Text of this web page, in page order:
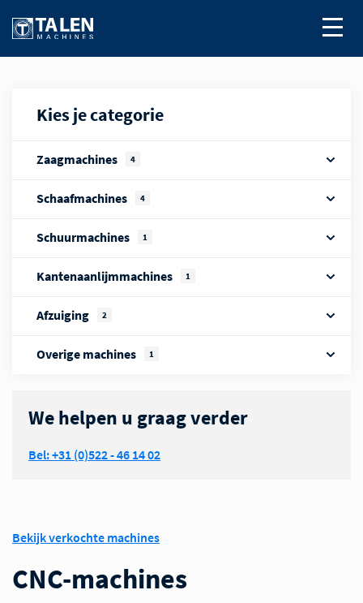
Kies je categorie
Zaagmachines 4
Schaafmachines 4
Schuurmachines 1
Kantenaanlijmmachines 1
Afzuiging 2
Overige machines 1
We helpen u graag verder
Bel: +31 (0)522 - 46 14 02
Bekijk verkochte machines
CNC-machines